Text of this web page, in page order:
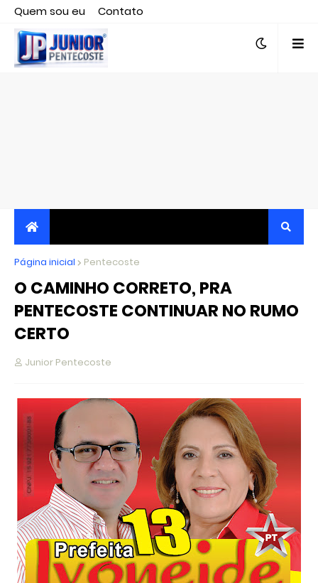
Quem sou eu
Contato
Editor responsável, jornalista Clovis Almeida.
JORNALISMO INDEPENDENTE, TRANSPARENTE E
CRÍTICO
Página inicial Pentecoste
O CAMINHO CORRETO, PRA
PENTECOSTE CONTINUAR NO RUMO
CERTO
Junior Pentecoste